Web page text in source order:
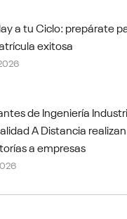
a tu Ciclo: prepárate
exitosa
de Ingeniería
A Distancia realizan
a empresas